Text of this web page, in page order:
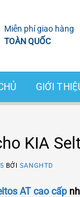
Miễn phí giao hàng
TOÀN QUỐC
GIỚI
KIA
BỞI SANGHTD
AT cao cấp